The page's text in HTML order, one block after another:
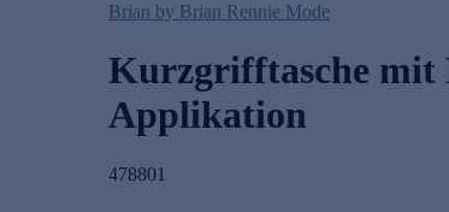
Brian by Brian Rennie Mode
Kurzgrifftasche mit
Applikation
478801